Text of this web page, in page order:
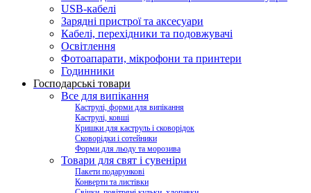
USB-кабелі
Зарядні пристрої та аксесуари
Кабелі, перехідники та подовжувачі
Освітлення
Фотоапарати, мікрофони та принтери
Годинники
Господарські товари
Все для випікання
Каструлі, форми для випікання
Каструлі, ковші
Кришки для каструль і сковорідок
Сковорідки і сотейники
Форми для льоду та морозива
Товари для свят і сувеніри
Пакети подарункові
Конверти та листівки